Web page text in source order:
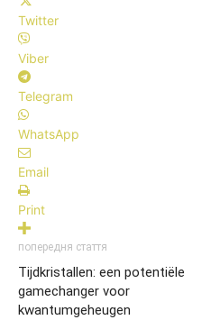
Twitter
Viber
Telegram
WhatsApp
Email
Print
попередня стаття
Tijdkristallen: een potentiële
gamechanger voor
kwantumgeheugen